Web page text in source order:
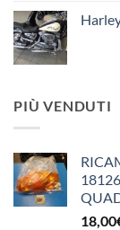
PIÙ VENDUTI
18,00